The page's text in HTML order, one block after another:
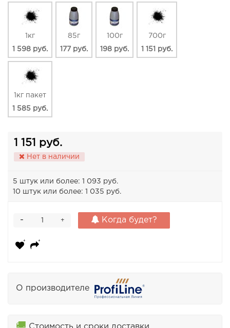
1кг
1 598 руб.
85г
177 руб.
100г
198 руб.
700г
1 151 руб.
1кг пакет
1 585 руб.
1 151 руб.
Нет в наличии
5 штук или более: 1 093 руб.
10 штук или более: 1 035 руб.
+
- Когда будет?
О производителе
🚚